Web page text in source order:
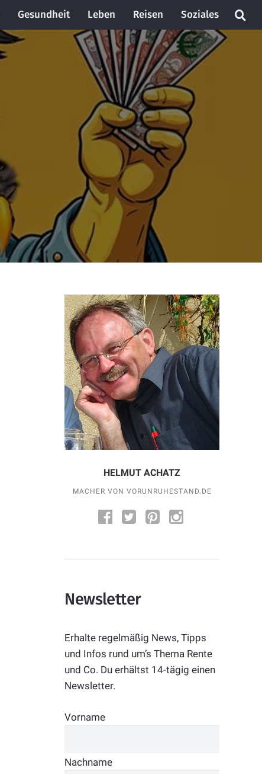
Gesundheit Leben Reisen Soziales
HELMUT ACHATZ
MACHER VON VORUNRUHESTAND.DE
Newsletter
Erhalte regelmäßig News, Tipps
und Infos rund um’s Thema Rente
und Co. Du erhältst 14-tägig einen
Newsletter.
Vorname
Nachname